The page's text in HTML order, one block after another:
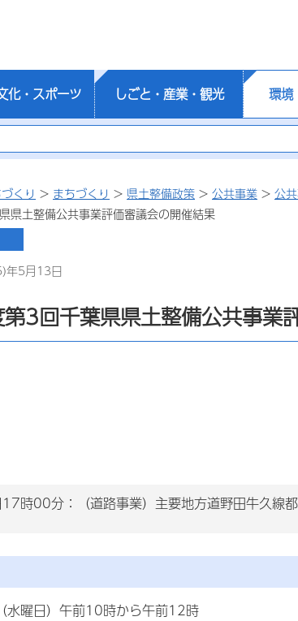
化・スポーツ しごと・産業・観光 環境
くり > まちづくり > 県土整備政策 > 公共事業 > 公
県土整備公共事業評価審議会の開催結果
年5月13日
3回千葉県県土整備公共事業
時00分：（道路事業）主要地方道野田牛久線
曜日）午前10時から午前12時